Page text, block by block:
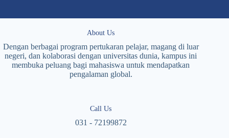
About Us
Dengan berbagai program pertukaran pelajar, magang di luar
negeri, dan kolaborasi dengan universitas dunia, kampus ini
membuka peluang bagi mahasiswa untuk mendapatkan
pengalaman global.
Call Us
031 - 72199872